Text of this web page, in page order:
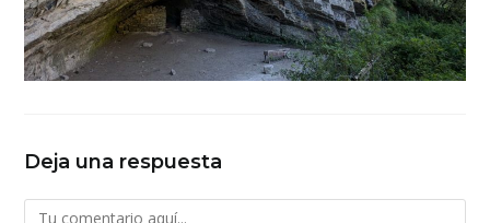
Deja una respuesta
Comentario